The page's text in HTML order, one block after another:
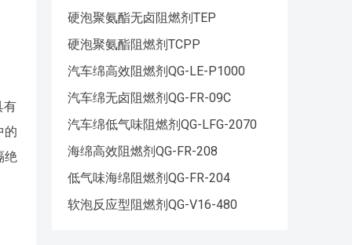
有
的
绝
硬泡聚氨酯无卤阻燃剂TEP
硬泡聚氨酯阻燃剂TCPP
汽车绵高效阻燃剂QG-LE-P1000
汽车绵无卤阻燃剂QG-FR-09C
汽车绵低气味阻燃剂QG-LFG-2070
海绵高效阻燃剂QG-FR-208
低气味海绵阻燃剂QG-FR-204
软泡反应型阻燃剂QG-V16-480